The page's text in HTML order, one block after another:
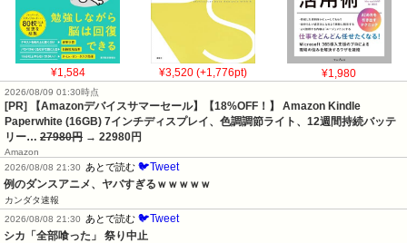
¥1,584 ¥3,520 (+1,776pt) ¥1,980
2026/08/09 01:30時点
[PR] 【Amazonデバイスサマーセール】【18%OFF！】 Amazon Kindle
Paperwhite (16GB) 7インチディスプレイ、色調調節ライト、12週間持続バッテ
リー… 27980円 → 22980円
Amazon
2026/08/08 21:30
あとで読む 🐦Tweet
例のダンスアニメ、ヤバすぎるｗｗｗｗｗ
カンダタ速報
2026/08/08 21:30
あとで読む 🐦Tweet
シカ「全部喰った」 祭り中止